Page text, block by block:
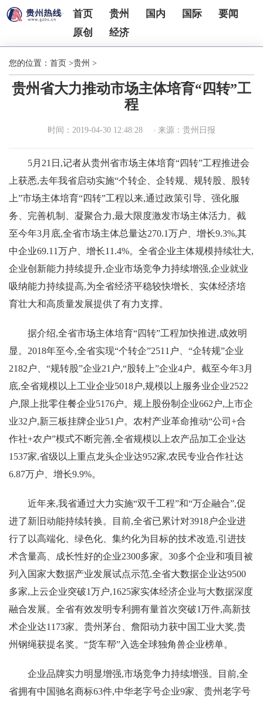
首页 贵州 国内 国际
要闻
原创
经济
您的位置： 首页 >贵州 >
贵州省大力推动市场主体培育“四转”工
程
时间：2019-04-30 12:48:28 来源：贵州日报
5月21日,记者从贵州省市场主体培育“四转”工程推进会
上获悉,去年我省启动实施“个转企、企转规、规转股、股转
上”市场主体培育“四转”工程以来,通过政策引导、强化服
务、完善机制、凝聚合力,最大限度激发市场主体活力。截
至今年3月底,全省市场主体总量达270.1万户、增长9.3%,其
中企业69.11万户、增长11.4%。全省企业主体规模持续壮大,
企业创新能力持续提升,企业市场竞争力持续增强,企业就业
吸纳能力持续提高,为全省经济平稳较快增长、实体经济培
育壮大和高质量发展提供了有力支撑。
据介绍,全省市场主体培育“四转”工程加快推进,成效明
显。2018年至今,全省实现“个转企”2511户、“企转规”企业
2182户、“规转股”企业21户,“股转上”企业4户。截至今年3月
底,全省规模以上工业企业5018户,规模以上服务业企业2522
户,限上批零住餐企业5176户。规上股份制企业662户,上市企
业32户,新三板挂牌企业51户。农村产业革命推动“公司+合
作社+农户”模式不断完善,全省规模以上农产品加工企业达
1537家,省级以上重点龙头企业达952家,农民专业合作社达
6.87万户、增长9.9%。
近年来,我省通过大力实施“双千工程”和“万企融合”,促
进了新旧动能持续转换。目前,全省已累计对3918户企业进
行了以高端化、绿色化、集约化为目标的技术改造,引进技
术含量高、成长性好的企业2300多家。30多个企业和项目被
列入国家大数据产业发展试点示范,全省大数据企业达9500
多家,上云企业突破1万户,1625家实体经济企业与大数据深度
融合发展。全省有效发明专利拥有量首次突破1万件,高新技
术企业达1173家。贵州茅台、詹阳动力获中国工业大奖,贵
州钢绳获提名奖。“货车帮”入选全球独角兽企业榜单。
企业品牌实力明显增强,市场竞争力持续增强。目前,全
省拥有中国驰名商标63件,中华老字号企业9家、贵州老字号